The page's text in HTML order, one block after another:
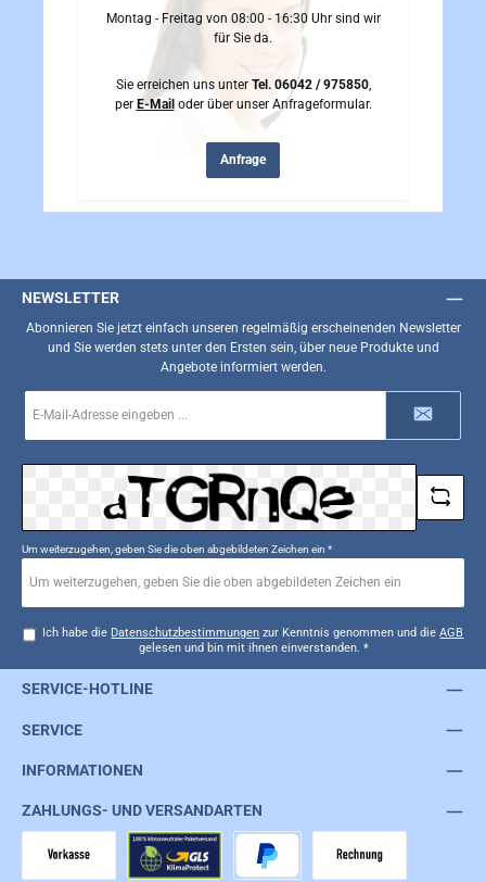
Montag - Freitag von 08:00 - 16:30 Uhr sind wir
für Sie da.
Sie erreichen uns unter Tel. 06042 / 975850,
per E-Mail oder über unser Anfrageformular.
Anfrage
NEWSLETTER
Abonnieren Sie jetzt einfach unseren regelmäßig erscheinenden Newsletter
und Sie werden stets unter den Ersten sein, über neue Produkte und
Angebote informiert werden.
Mail-
*
Um weiterzugehen, geben Sie die oben abgebildeten Zeichen ein *
Ich habe die Datenschutzbestimmungen zur Kenntnis genommen und dieAGB
gelesen und bin mit ihnen einverstanden. *
SERVICE-HOTLINE
SERVICE
INFORMATIONEN
ZAHLUNGS- UND VERSANDARTEN